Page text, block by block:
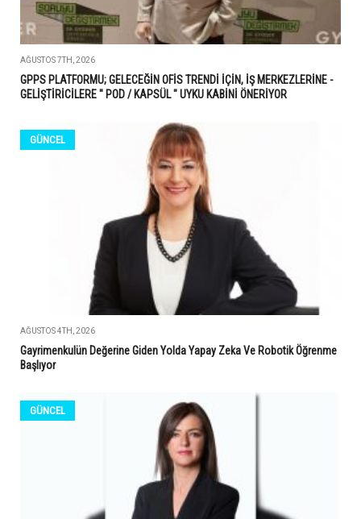
AĞUSTOS 7TH, 2026
GPPS PLATFORMU; GELECEĞİN OFİS TRENDİ İÇİN, İŞ MERKEZLERİNE -
GELİŞTİRİCİLERE " POD / KAPSÜL " UYKU KABİNİ ÖNERİYOR
GÜNCEL
AĞUSTOS 4TH, 2026
Gayrimenkulün Değerine Giden Yolda Yapay Zeka Ve Robotik Öğrenme
Başlıyor
GÜNCEL